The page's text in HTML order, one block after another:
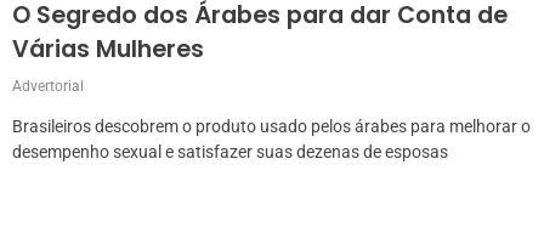
O Segredo dos Árabes para dar Conta de
Várias Mulheres
Advertorial
Brasileiros descobrem o produto usado pelos árabes para melhorar o
desempenho sexual e satisfazer suas dezenas de esposas